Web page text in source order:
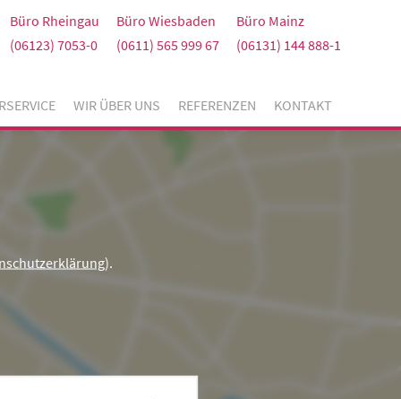
Büro Rheingau
(06123) 7053-0
Büro Wiesbaden
(0611) 565 999 67
Büro Mainz
(06131) 144 888-1
WIR ÜBER UNS REFERENZEN KONTAKT
).